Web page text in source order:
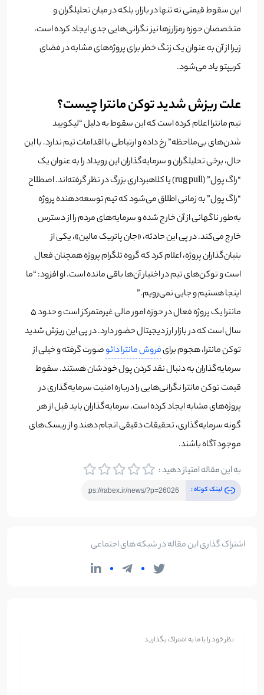
این سقوط قیمتی نه تنها در بازار، بلکه در میان تحلیلگران و
متخصصان حوزه رمزارزها نیز نگرانی‌هایی جدی ایجاد کرده است،
زیرا از آن به عنوان یک زنگ خطر برای پروژه‌های مشابه در فضای
کریپتو یاد می‌شود.​
علت ریزش شدید توکن مانترا چیست؟
تیم مانترا اعلام کرده است که این سقوط به دلیل “لیکویید
شدن‌های بی‌ملاحظه” رخ داده و ارتباطی با اقدامات تیم ندارد. با این
حال، برخی تحلیلگران و سرمایه‌گذاران این رویداد را به عنوان یک
“راگ پول” (rug pull) یا کلاهبرداری بزرگ در نظر گرفته‌اند.​ اصطلاح
“راگ پول” به زمانی اطلاق می‌شود که تیم توسعه‌دهنده پروژه
به‌طور ناگهانی از آن خارج شده و سرمایه‌های مردم را از دسترس
خارج می‌کند.​ در پی این حادثه، «جان پاتریک مالین»، یکی از
بنیان‌گذاران پروژه، اعلام کرد که گروه تلگرام پروژه همچنان فعال
است و توکن‌های تیم در اختیار آن‌ها باقی مانده است. او افزود: “ما
اینجا هستیم و جایی نمی‌رویم.”​
مانترا یک پروژه فعال در حوزه امور مالی غیرمتمرکز است و حدود 5
سال است که در بازار ارز دیجیتال حضور دارد. در پی این ریزش شدید
توکن مانترا، هجوم برایفروش مانترا دائوصورت گرفته و خیلی از
سرمایه‌گذاران به دنبال نقد کردن پول خودشان هستند. سقوط
قیمت توکن مانترا نگرانی‌هایی را درباره امنیت سرمایه‌گذاری در
پروژه‌های مشابه ایجاد کرده است. سرمایه‌گذاران باید قبل از هر
گونه سرمایه‌گذاری، تحقیقات دقیقی انجام دهند و از ریسک‌های
موجود آگاه باشند.​
به این مقاله امتیاز دهید :
لینک کوتاه :
اشتراک گذاری این مقاله در شبکه های اجتماعی